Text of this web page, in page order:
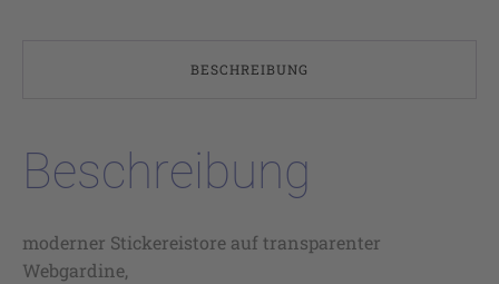
BESCHREIBUNG
Beschreibung
moderner Stickereistore auf transparenter
Webgardine,